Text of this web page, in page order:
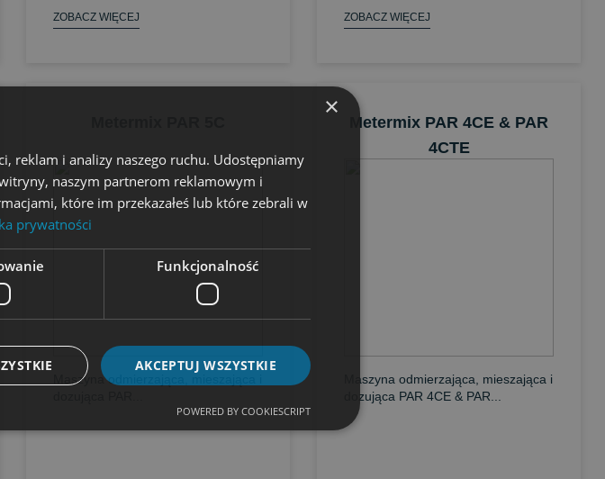
ZOBACZ WIĘCEJ ZOBACZ WIĘCEJ
Maszyna odmierzająca, mieszająca i
Metermix PAR 4CE & PAR
4CTE
Maszyna odmierzająca, mieszająca i
dozująca PAR 4CE & PAR...
×
reklam i analizy naszego ruchu. Udostępniamy
naszym partnerom reklamowym i
które im przekazałeś lub które zebrali w
prywatności
Funkcjonalność
AKCEPTUJ WSZYSTKIE
POWERED BY COOKIESCRIPT